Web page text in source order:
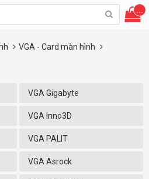
...
VGA - Card màn hình
VGA Gigabyte
VGA Inno3D
VGA PALIT
VGA Asrock